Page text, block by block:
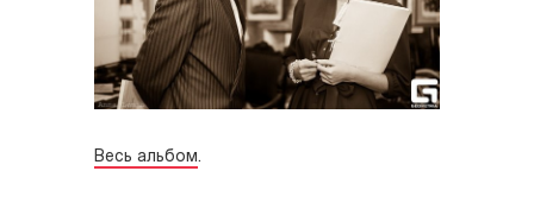
Весь альбом.